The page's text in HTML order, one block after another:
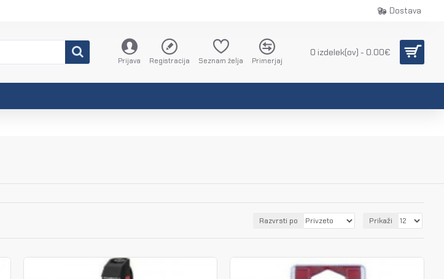
Dostava
Prijava Registracija Seznam želja Primerjaj
0 izdelek(ov) - 0.00€
Razvrsti po Prikaži